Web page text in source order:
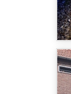
waar wij met
Bent u op
afgestemd is
contact op
ontdek wat